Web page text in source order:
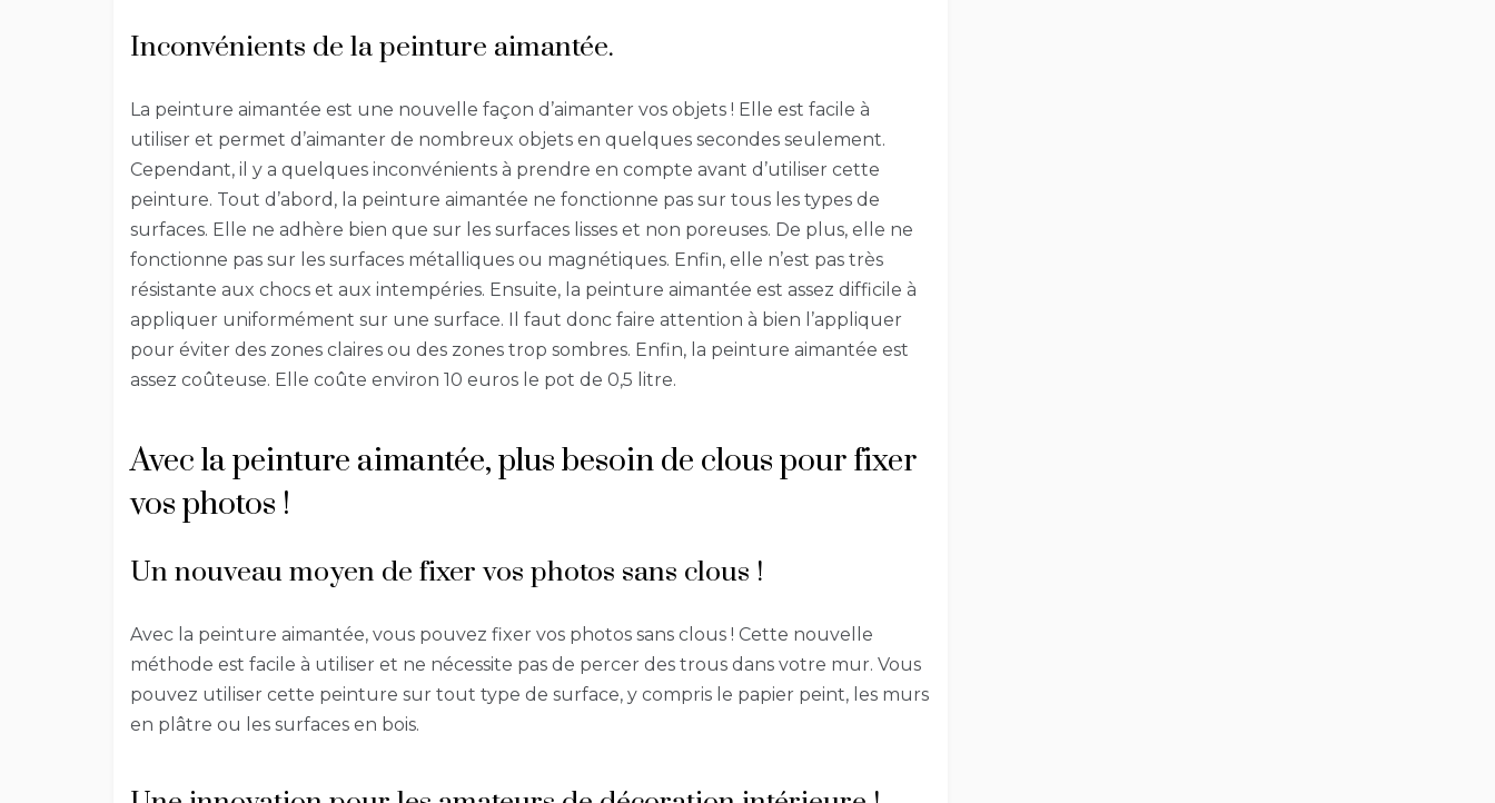
Inconvénients de la peinture aimantée.
La peinture aimantée est une nouvelle façon d’aimanter vos objets ! Elle est facile à
utiliser et permet d’aimanter de nombreux objets en quelques secondes seulement.
Cependant, il y a quelques inconvénients à prendre en compte avant d’utiliser cette
peinture. Tout d’abord, la peinture aimantée ne fonctionne pas sur tous les types de
surfaces. Elle ne adhère bien que sur les surfaces lisses et non poreuses. De plus, elle ne
fonctionne pas sur les surfaces métalliques ou magnétiques. Enfin, elle n’est pas très
résistante aux chocs et aux intempéries. Ensuite, la peinture aimantée est assez difficile à
appliquer uniformément sur une surface. Il faut donc faire attention à bien l’appliquer
pour éviter des zones claires ou des zones trop sombres. Enfin, la peinture aimantée est
assez coûteuse. Elle coûte environ 10 euros le pot de 0,5 litre.
Avec la peinture aimantée, plus besoin de clous pour fixer
vos photos !
Un nouveau moyen de fixer vos photos sans clous !
Avec la peinture aimantée, vous pouvez fixer vos photos sans clous ! Cette nouvelle
méthode est facile à utiliser et ne nécessite pas de percer des trous dans votre mur. Vous
pouvez utiliser cette peinture sur tout type de surface, y compris le papier peint, les murs
en plâtre ou les surfaces en bois.